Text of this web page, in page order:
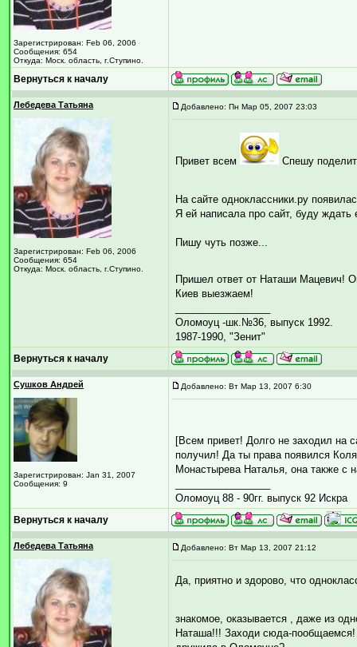
Зарегистрирован: Feb 06, 2006
Сообщения: 654
Откуда: Моск. область, г.Ступино.
Вернуться к началу
Лебедева Татьяна
Зарегистрирован: Feb 06, 2006
Сообщения: 654
Откуда: Моск. область, г.Ступино.
Добавлено: Пн Мар 05, 2007 23:03
Привет всем Спешу
На сайте одноклассники.ру
Я ей написала про сайт, буду ждать
Пишу чуть позже...
Пришел ответ от Наташи Мацевич!
Киев выезжаем!
Оломоуц -шк.№36, выпуск 1992.
1987-1990, "Зенит"
Вернуться к началу
Сушков Андрей
Зарегистрирован: Jan 31, 2007
Сообщения: 9
Добавлено: Вт Мар 13, 2007 6:30
[Всем привет! Долго не заходил на
получил! Да ты права появился
Монастырева Наталья, она также с
Оломоуц 88 - 90гг. выпуск 92 Искра
Вернуться к началу
Лебедева Татьяна Добавлено: Вт Мар 13, 2007 21:12
Да, приятно и здорово, что
знакомое, оказывается , даже из
Наташа!!! Заходи сюда-